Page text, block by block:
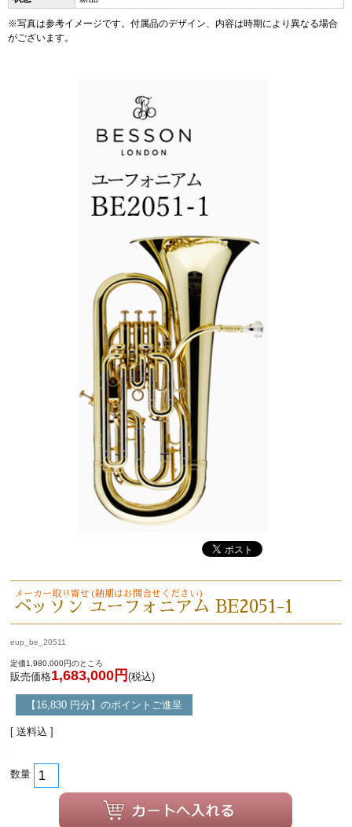
※写真は参考イメージです。付属品のデザイン、内容は時期により異なる場合
がございます。
メーカー取り寄せ(納期はお問合せください)
ベッソン ユーフォニアム BE2051-1
eup_be_20511
定価1,980,000円のところ
販売価格1,683,000円 (税込)
【16,830 円分】のポイントご進呈
[ 送料込 ]
数量